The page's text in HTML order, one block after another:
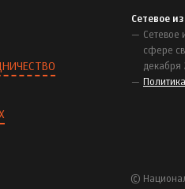
Сетевое
Сетевое
сфере
декабря
©